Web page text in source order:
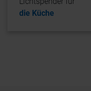
die Küche